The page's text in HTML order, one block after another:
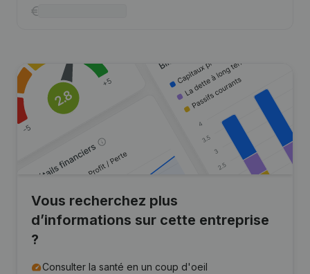
Vous recherchez plus
d’informations sur cette entreprise
?
Consulter la santé en un coup d'oeil